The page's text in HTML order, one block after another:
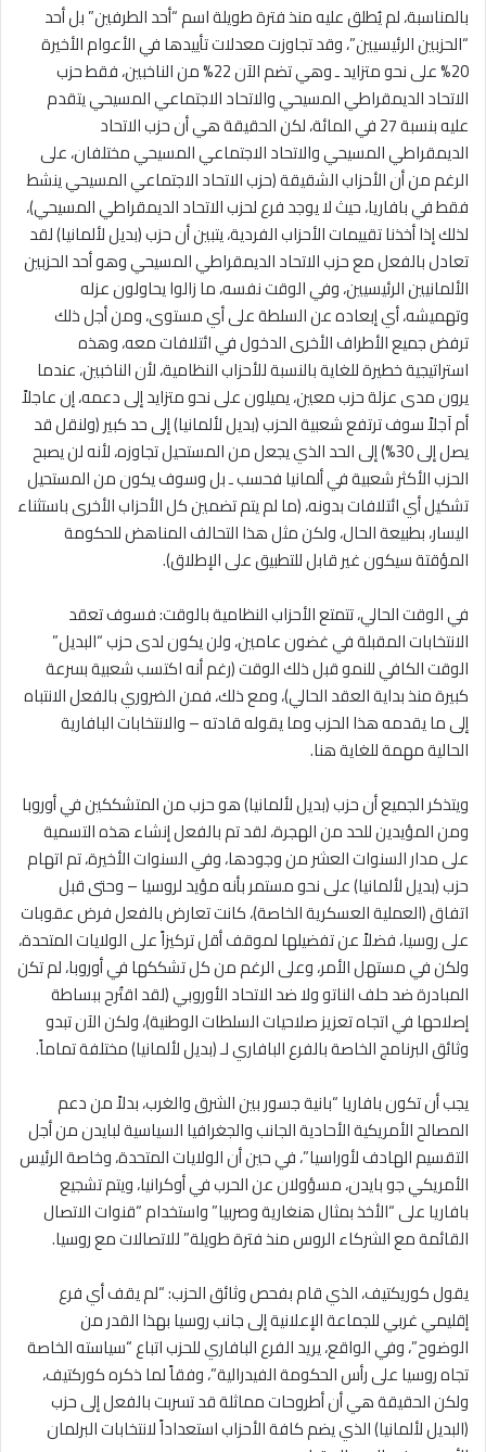
بالمناسبة، لم يُطلق عليه منذ فترة طويلة اسم “أحد الطرفين” بل أحد
“الحزبين الرئيسيين”، وقد تجاوزت معدلات تأييدها في الأعوام الأخيرة
20% على نحو متزايد ـ وهي تضم الآن 22% من الناخبين، فقط حزب
الاتحاد الديمقراطي المسيحي والاتحاد الاجتماعي المسيحي يتقدم
عليه بنسبة 27 في المائة، لكن الحقيقة هي أن حزب الاتحاد
الديمقراطي المسيحي والاتحاد الاجتماعي المسيحي مختلفان، على
الرغم من أن الأحزاب الشقيقة (حزب الاتحاد الاجتماعي المسيحي ينشط
فقط في بافاريا، حيث لا يوجد فرع لحزب الاتحاد الديمقراطي المسيحي)،
لذلك إذا أخذنا تقييمات الأحزاب الفردية، يتبين أن حزب (بديل لألمانيا) لقد
تعادل بالفعل مع حزب الاتحاد الديمقراطي المسيحي وهو أحد الحزبين
الألمانيين الرئيسيين، وفي الوقت نفسه، ما زالوا يحاولون عزله
وتهميشه، أي إبعاده عن السلطة على أي مستوى، ومن أجل ذلك
ترفض جميع الأطراف الأخرى الدخول في ائتلافات معه، وهذه
استراتيجية خطيرة للغاية بالنسبة للأحزاب النظامية، لأن الناخبين، عندما
يرون مدى عزلة حزب معين، يميلون على نحو متزايد إلى دعمه، إن عاجلاً
أم آجلاً سوف ترتفع شعبية الحزب (بديل لألمانيا) إلى حد كبير (ولنقل قد
يصل إلى 30%) إلى الحد الذي يجعل من المستحيل تجاوزه، لأنه لن يصبح
الحزب الأكثر شعبية في ألمانيا فحسب ـ بل وسوف يكون من المستحيل
تشكيل أي ائتلافات بدونه، (ما لم يتم تضمين كل الأحزاب الأخرى باستثناء
اليسار، بطبيعة الحال، ولكن مثل هذا التحالف المناهض للحكومة
المؤقتة سيكون غير قابل للتطبيق على الإطلاق).
في الوقت الحالي، تتمتع الأحزاب النظامية بالوقت: فسوف تعقد
الانتخابات المقبلة في غضون عامين، ولن يكون لدى حزب “البديل”
الوقت الكافي للنمو قبل ذلك الوقت (رغم أنه اكتسب شعبية بسرعة
كبيرة منذ بداية العقد الحالي)، ومع ذلك، فمن الضروري بالفعل الانتباه
إلى ما يقدمه هذا الحزب وما يقوله قادته – والانتخابات البافارية
الحالية مهمة للغاية هنا.
ويتذكر الجميع أن حزب (بديل لألمانيا) هو حزب من المتشككين في أوروبا
ومن المؤيدين للحد من الهجرة، لقد تم بالفعل إنشاء هذه التسمية
على مدار السنوات العشر من وجودها، وفي السنوات الأخيرة، تم اتهام
حزب (بديل لألمانيا) على نحو مستمر بأنه مؤيد لروسيا – وحتى قبل
اتفاق (العملية العسكرية الخاصة)، كانت تعارض بالفعل فرض عقوبات
على روسيا، فضلاً عن تفضيلها لموقف أقل تركيزاً على الولايات المتحدة،
ولكن في مستهل الأمر، وعلى الرغم من كل تشككها في أوروبا، لم تكن
المبادرة ضد حلف الناتو ولا ضد الاتحاد الأوروبي (لقد اقتُرح ببساطة
إصلاحها في اتجاه تعزيز صلاحيات السلطات الوطنية)، ولكن الآن تبدو
وثائق البرنامج الخاصة بالفرع البافاري لـ (بديل لألمانيا) مختلفة تماماً.
يجب أن تكون بافاريا “بانية جسور بين الشرق والغرب، بدلاً من دعم
المصالح الأمريكية الأحادية الجانب والجغرافيا السياسية لبايدن من أجل
التقسيم الهادف لأوراسيا”، في حين أن الولايات المتحدة، وخاصة الرئيس
الأمريكي جو بايدن، مسؤولان عن الحرب في أوكرانيا، ويتم تشجيع
بافاريا على “الأخذ بمثال هنغارية وصربيا” واستخدام “قنوات الاتصال
القائمة مع الشركاء الروس منذ فترة طويلة” للاتصالات مع روسيا.
يقول كوريكتيف، الذي قام بفحص وثائق الحزب: “لم يقف أي فرع
إقليمي غربي للجماعة الإعلانية إلى جانب روسيا بهذا القدر من
الوضوح”، وفي الواقع، يريد الفرع البافاري للحزب اتباع “سياسته الخاصة
تجاه روسيا على رأس الحكومة الفيدرالية”، وفقاً لما ذكره كوركتيف،
ولكن الحقيقة هي أن أطروحات مماثلة قد تسربت بالفعل إلى حزب
(البديل لألمانيا) الذي يضم كافة الأحزاب استعداداً لانتخابات البرلمان